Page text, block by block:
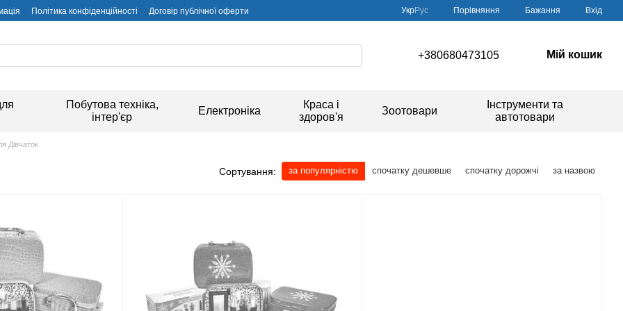
Політика конфіденційності Договір публічної оферти УкрРус Порівняння Бажання Вхід
+380680473105 Мій кошик
Побутова техніка,
інтер'єр
Електроніка
Краса і
здоров'я
Зоотовари
Інструменти та
автотовари
Дівчаток
Сортування: за популярністю спочатку дешевше спочатку дорожчі за назвою